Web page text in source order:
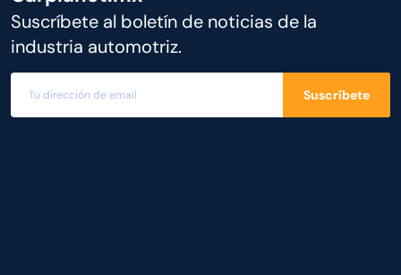
Suscríbete al boletín de noticias de la
industria automotriz.
Suscríbete